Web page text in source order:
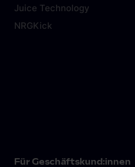
Juice Technology
NRGKick
Für Geschäftskund:innen